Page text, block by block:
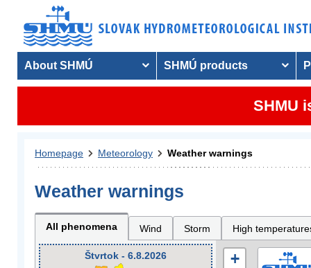
About SHMÚ SHMÚ products
SHMU
Homepage Meteorology Weather warnings
Weather warnings
All phenomena Wind Storm High
Štvrtok - 6.8.2026
+